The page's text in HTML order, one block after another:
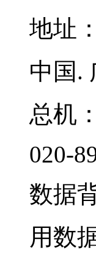
地址：
中国.
总机：
020-
数据
用数